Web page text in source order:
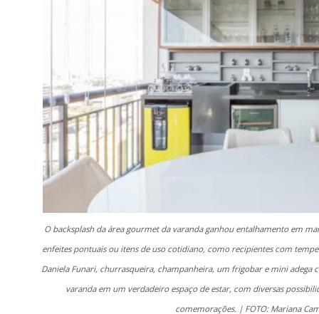
O backsplash da área gourmet da varanda ganhou entalhamento em
enfeites pontuais ou itens de uso cotidiano, como recipientes com
Daniela Funari, churrasqueira, champanheira, um frigobar e mini
varanda em um verdadeiro espaço de estar, com diversas
comemorações. | FOTO: Mariana